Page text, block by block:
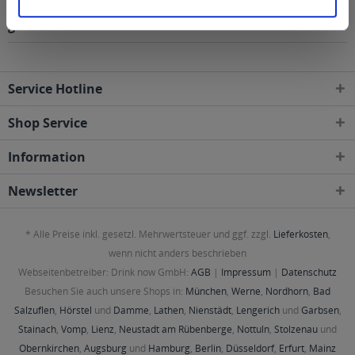
geliefert
Service Hotline
Shop Service
Information
Newsletter
* Alle Preise inkl. gesetzl. Mehrwertsteuer und ggf. zzgl. Lieferkosten,
wenn nicht anders beschrieben
Webseitenbetreiber: Drink now GmbH: AGB | Impressum | Datenschutz
Besuchen Sie auch unsere Shops in: München, Werne, Nordhorn, Bad
Salzuflen, Hörstel und Damme, Lathen, Nienstädt, Lengerichund Garbsen,
Stainach, Vomp, Lienz, Neustadt am Rübenberge, Nottuln, Stolzenau und
Obernkirchen, Augsburg und Hamburg, Berlin, Düsseldorf, Erfurt, Mainz